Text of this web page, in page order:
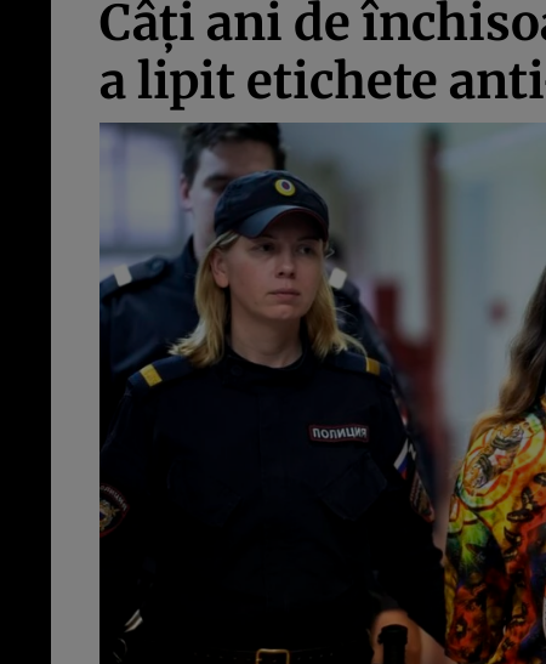
Câți ani de
a lipit etichete